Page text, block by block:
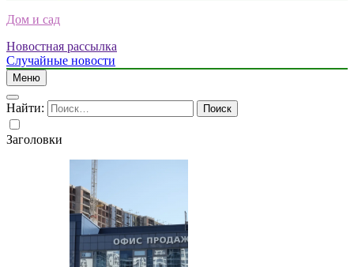
Дом и сад
Новостная рассылка
Случайные новости
Меню
Найти:
Заголовки